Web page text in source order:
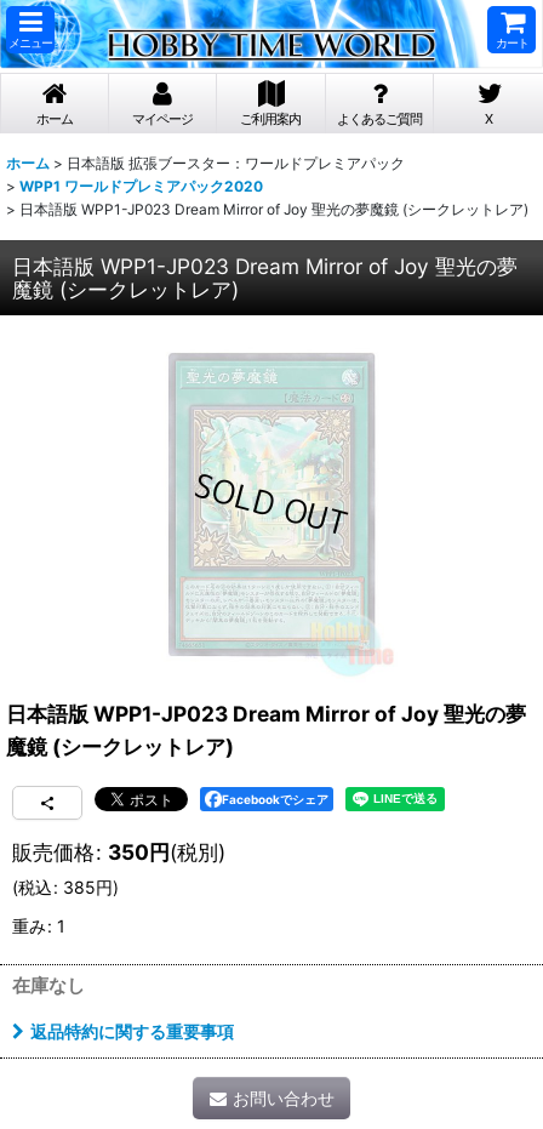
メニュー カート
ホーム マイページ ご利用案内 よくあるご質問 X
ホーム > 日本語版 拡張ブースター：ワールドプレミアパック
> WPP1 ワールドプレミアパック2020
> 日本語版 WPP1-JP023 Dream Mirror of Joy 聖光の夢魔鏡 (シークレットレア)
日本語版 WPP1-JP023 Dream Mirror of Joy 聖光の夢
魔鏡 (シークレットレア)
日本語版 WPP1-JP023 Dream Mirror of Joy 聖光の夢
魔鏡 (シークレットレア)
Facebookでシェア
販売価格: 350円(税別)
(税込: 385円)
重み: 1
在庫なし
返品特約に関する重要事項
お問い合わせ